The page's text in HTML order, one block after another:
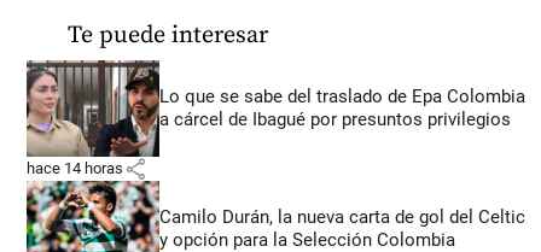
Te puede interesar
Lo que se sabe del traslado de Epa Colombia
a cárcel de Ibagué por presuntos privilegios
hace 14 horas share
Camilo Durán, la nueva carta de gol del Celtic
y opción para la Selección Colombia